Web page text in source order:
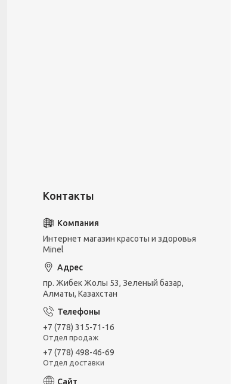
Интернет магазин красоты и здоровья
Minel
пр. Жибек Жолы 53, Зеленый базар,
Алматы, Казахстан
+7 (778) 315-71-16
Отдел продаж
+7 (778) 498-46-69
Отдел доставки